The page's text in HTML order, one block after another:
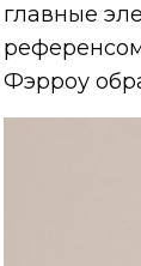
главные
Фэрроу